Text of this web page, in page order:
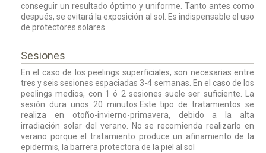
conseguir un resultado óptimo y uniforme. Tanto antes como
después, se evitará la exposición al sol. Es indispensable el uso
de protectores solares
Sesiones
En el caso de los peelings superficiales, son necesarias entre
tres y seis sesiones espaciadas 3-4 semanas. En el caso de los
peelings medios, con 1 ó 2 sesiones suele ser suficiente. La
sesión dura unos 20 minutos.Este tipo de tratamientos se
realiza en otoño-invierno-primavera, debido a la alta
irradiación solar del verano. No se recomienda realizarlo en
verano porque el tratamiento produce un afinamiento de la
epidermis, la barrera protectora de la piel al sol